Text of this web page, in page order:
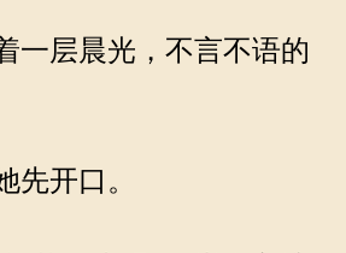
一层晨光，不言不语的
开口。